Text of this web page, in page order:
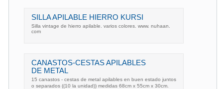
SILLA APILABLE HIERRO KURSI
Silla vintage de hierro apilable. varios colores. www. nuhaan.
com
CANASTOS-CESTAS APILABLES
DE METAL
15 canastos - cestas de metal apilables en buen estado juntos
o separados ((10 la unidad)) medidas 68cm x 55cm x 30cm.